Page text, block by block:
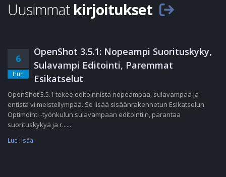
Uusimmat kirjoitukset
6
Huh
OpenShot 3.5.1: Nopeampi Suorituskyky,
Sulavampi Editointi, Paremmat
Esikatselut
OpenShot 3.5.1 tekee editoinnista nopeampaa, sulavampaa ja
entistä viimeistellympää. Se lisää sisäänrakennetun Esikatselun
Optimointi -työnkulun sulavampaan editointiin, parantaa
suorituskykyä ja r......
Lue lisää